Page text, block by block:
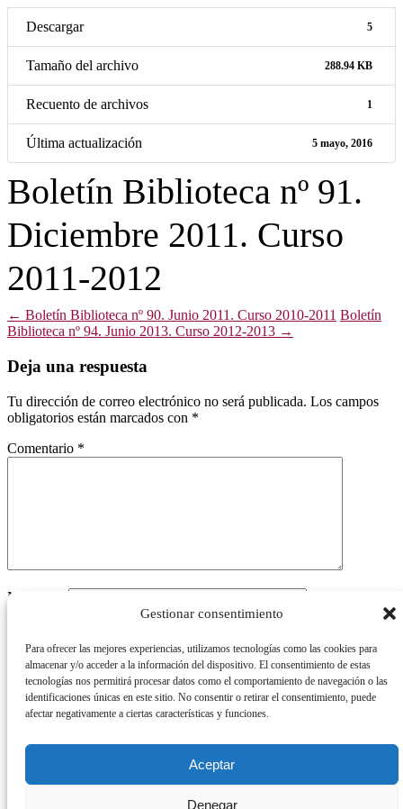
Gestionar consentimiento
Para ofrecer las mejores experiencias, utilizamos tecnologías como las cookies para
almacenar y/o acceder a la información del dispositivo. El consentimiento de estas
tecnologías nos permitirá procesar datos como el comportamiento de navegación o las
identificaciones únicas en este sitio. No consentir o retirar el consentimiento, puede
afectar negativamente a ciertas características y funciones.
Aceptar
Denegar
Descargar 5
Tamaño del archivo 288.94 KB
Recuento de archivos 1
Última actualización 5 mayo, 2016
Boletín Biblioteca nº 91.
Diciembre 2011. Curso
2011-2012
Navegación
de
entradas
← Boletín Biblioteca nº 90. Junio 2011. Curso 2010-2011 Boletín
Biblioteca nº 94. Junio 2013. Curso 2012-2013 →
Deja una respuesta
Tu dirección de correo electrónico no será publicada. Los campos
obligatorios están marcados con *
Comentario *
Nombre
Web
Guarda mi nombre, correo electrónico y web en este navegador
para la próxima vez que comente.